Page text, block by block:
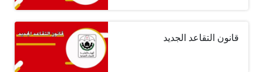
قانون التقاعد الجديد